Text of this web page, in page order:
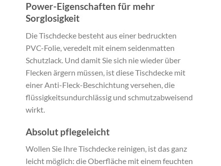
Power-Eigenschaften für mehr
Sorglosigkeit
Die Tischdecke besteht aus einer bedruckten
PVC-Folie, veredelt mit einem seidenmatten
Schutzlack. Und damit Sie sich nie wieder über
Flecken ärgern müssen, ist diese Tischdecke mit
einer Anti-Fleck-Beschichtung versehen, die
flüssigkeitsundurchlässig und schmutzabweisend
wirkt.
Absolut pflegeleicht
Wollen Sie Ihre Tischdecke reinigen, ist das ganz
leicht möglich: die Oberfläche mit einem feuchten